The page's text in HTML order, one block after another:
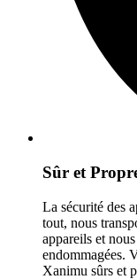
Sûr et
La sécurité des
tout, nous
appareils et
endommagées.
Xanimu sûrs et